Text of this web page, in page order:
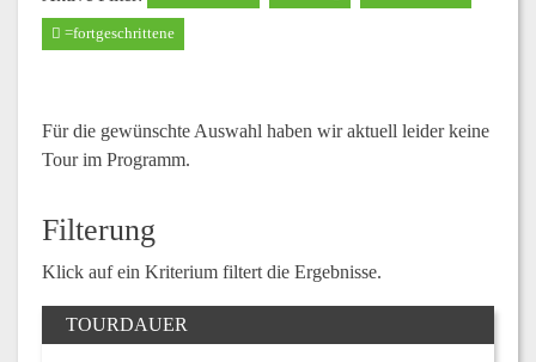
=fortgeschrittene
Für die gewünschte Auswahl haben wir aktuell leider keine
Tour im Programm.
Filterung
Klick auf ein Kriterium filtert die Ergebnisse.
TOURDAUER